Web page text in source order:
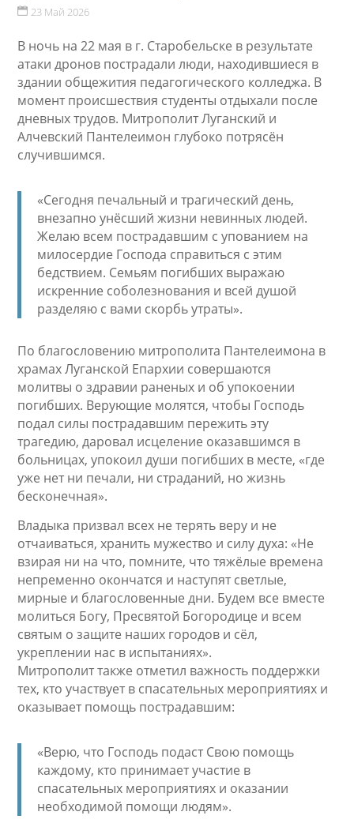
23 Май 2026
В ночь на 22 мая в г. Старобельске в результате
атаки дронов пострадали люди, находившиеся в
здании общежития педагогического колледжа. В
момент происшествия студенты отдыхали после
дневных трудов. Митрополит Луганский и
Алчевский Пантелеимон глубоко потрясён
случившимся.
«Сегодня печальный и трагический день,
внезапно унёсший жизни невинных людей.
Желаю всем пострадавшим с упованием на
милосердие Господа справиться с этим
бедствием. Семьям погибших выражаю
искренние соболезнования и всей душой
разделяю с вами скорбь утраты».
По благословению митрополита Пантелеимона в
храмах Луганской Епархии совершаются
молитвы о здравии раненых и об упокоении
погибших. Верующие молятся, чтобы Господь
подал силы пострадавшим пережить эту
трагедию, даровал исцеление оказавшимся в
больницах, упокоил души погибших в месте, «где
уже нет ни печали, ни страданий, но жизнь
бесконечная».
Владыка призвал всех не терять веру и не
отчаиваться, хранить мужество и силу духа: «Не
взирая ни на что, помните, что тяжёлые времена
непременно окончатся и наступят светлые,
мирные и благословенные дни. Будем все вместе
молиться Богу, Пресвятой Богородице и всем
святым о защите наших городов и сёл,
укреплении нас в испытаниях».
Митрополит также отметил важность поддержки
тех, кто участвует в спасательных мероприятиях и
оказывает помощь пострадавшим:
«Верю, что Господь подаст Свою помощь
каждому, кто принимает участие в
спасательных мероприятиях и оказании
необходимой помощи людям».